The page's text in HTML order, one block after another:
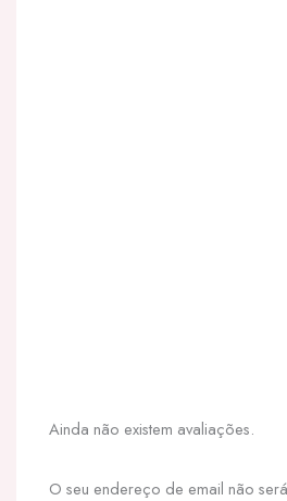
Ainda não existem avaliações.
O seu endereço de email não